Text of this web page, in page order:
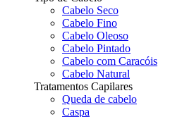
Cabelo Seco
Cabelo Fino
Cabelo Oleoso
Cabelo Pintado
Cabelo com Caracóis
Cabelo Natural
Tratamentos Capilares
Queda de cabelo
Caspa